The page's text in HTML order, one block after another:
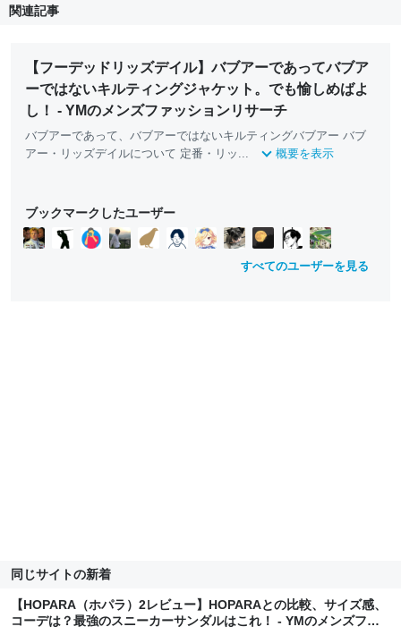
関連記事
【フーデッドリッズデイル】バブアーであってバブア
ーではないキルティングジャケット。でも愉しめばよ
し！ - YMのメンズファッションリサーチ
バブアーであって、バブアーではないキルティングバブアー バブ
アー・リッズデイルについて 定番・リッ...
概要を表示
ブックマークしたユーザー
すべてのユーザーを見る
同じサイトの新着
【HOPARA（ホパラ）2レビュー】HOPARAとの比較、サイズ感、
コーデは？最強のスニーカーサンダルはこれ！ - YMのメンズファ